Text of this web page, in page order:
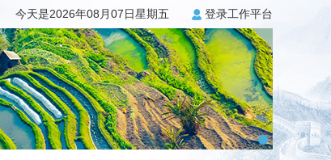
今天是2026年08月07日星期五 登录工作平台